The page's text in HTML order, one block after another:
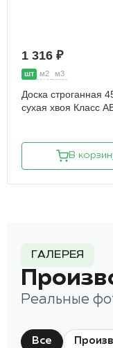
1 316 ₽
шт м2 м3
Доска строганная
сухая хвоя Класс
В
ГАЛЕРЕЯ
Реальные
Все